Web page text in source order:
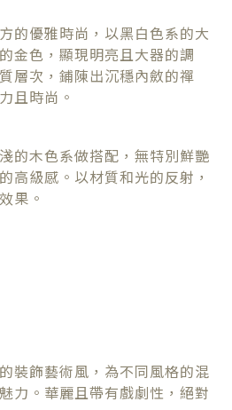
的優雅時尚，以黑白色系的大
金色，顯現明亮且大器的調
層次，鋪陳出沉穩內斂的禪
且時尚。
的木色系做搭配，無特別鮮艷
高級感。以材質和光的反射，
果。
裝飾藝術風，為不同風格的混
力。華麗且帶有戲劇性，絕對